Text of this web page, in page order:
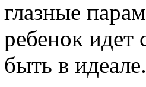
глазные
ребенок
быть в идеале.